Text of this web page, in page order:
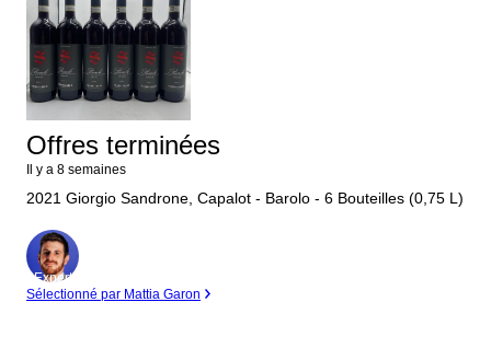
Offres terminées
Il y a 8 semaines
2021 Giorgio Sandrone, Capalot - Barolo - 6 Bouteilles (0,75 L)
Expert
Sélectionné par Mattia Garon